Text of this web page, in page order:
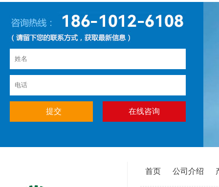
在线咨询
首页 公司介绍